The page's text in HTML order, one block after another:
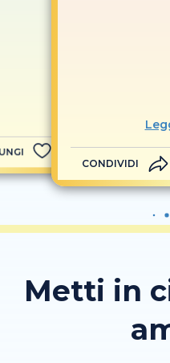
CONDIVIDI
Metti in